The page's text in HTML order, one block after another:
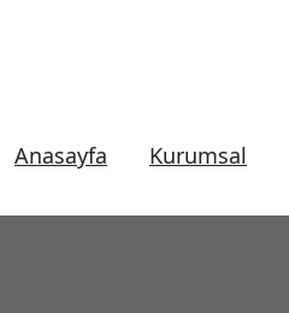
Anasayfa Kurumsal